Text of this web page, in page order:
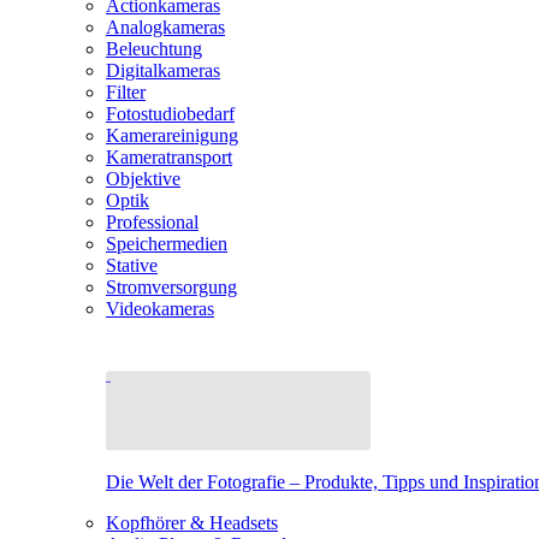
Actionkameras
Analogkameras
Beleuchtung
Digitalkameras
Filter
Fotostudiobedarf
Kamerareinigung
Kameratransport
Objektive
Optik
Professional
Speichermedien
Stative
Stromversorgung
Videokameras
Die Welt der Fotografie – Produkte, Tipps und
Kopfhörer & Headsets